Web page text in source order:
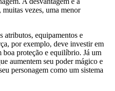
muitas vezes, uma menor
atributos, equipamentos e
por exemplo, deve investir em
boa proteção e equilíbrio. Já um
aumentem seu poder mágico e
personagem como um sistema